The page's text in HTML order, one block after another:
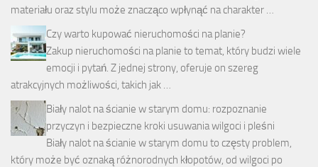
materiału oraz stylu może znacząco wpłynąć na charakter …
Czy warto kupować nieruchomości na planie?
Zakup nieruchomości na planie to temat, który budzi wiele
emocji i pytań. Z jednej strony, oferuje on szereg
atrakcyjnych możliwości, takich jak …
Biały nalot na ścianie w starym domu: rozpoznanie
przyczyn i bezpieczne kroki usuwania wilgoci i pleśni
Biały nalot na ścianie w starym domu to częsty problem,
który może być oznaką różnorodnych kłopotów, od wilgoci po